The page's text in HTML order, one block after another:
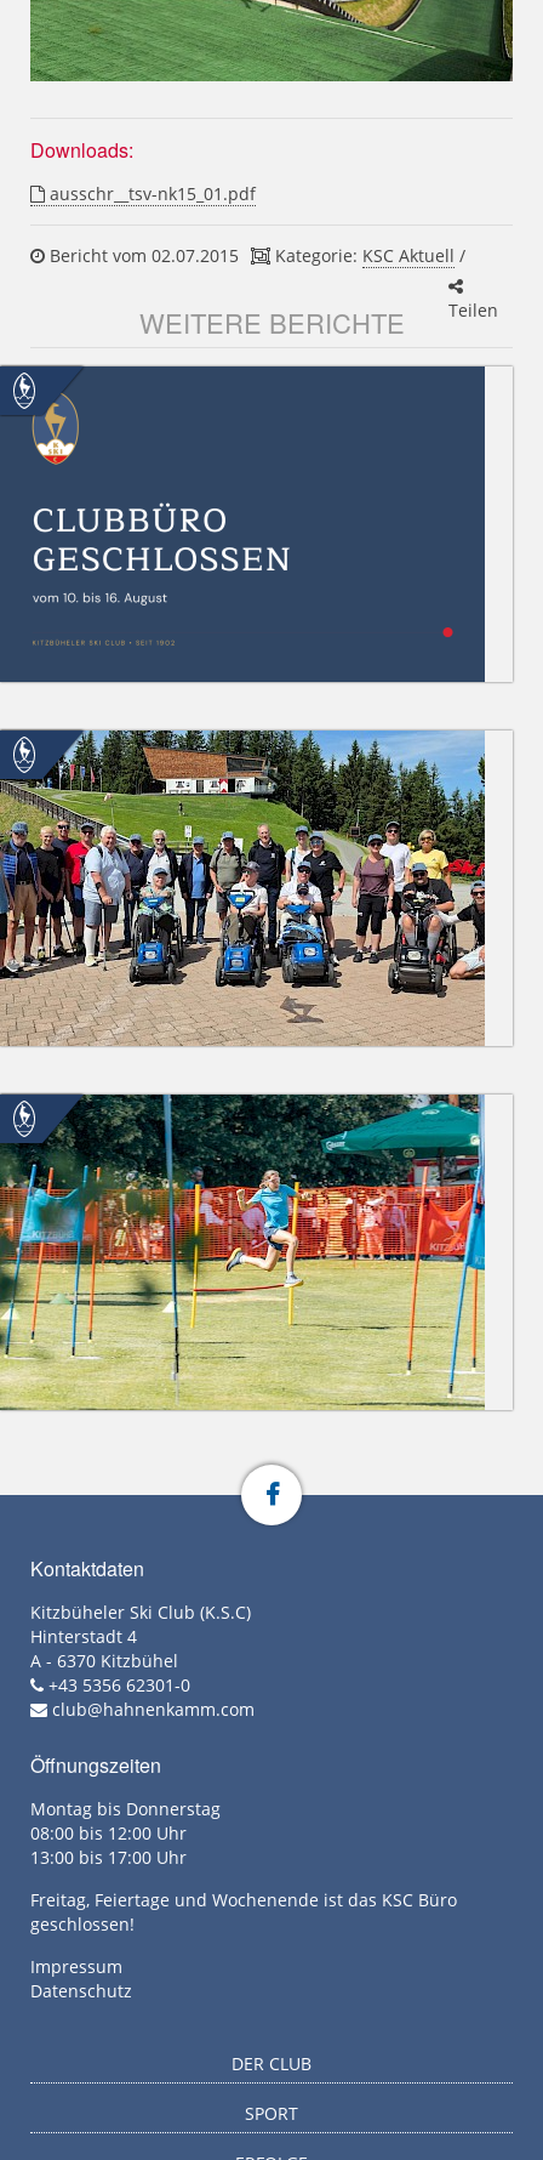
Downloads:
ausschr__tsv-nk15_01.pdf
Bericht vom 02.07.2015 Kategorie: KSC Aktuell /
Teilen
WEITERE BERICHTE
Kontaktdaten
Kitzbüheler Ski Club (K.S.C)
Hinterstadt 4
A - 6370 Kitzbühel
+43 5356 62301-0
club@hahnenkamm.com
Öffnungszeiten
Montag bis Donnerstag
08:00 bis 12:00 Uhr
13:00 bis 17:00 Uhr
Freitag, Feiertage und Wochenende ist das KSC Büro
geschlossen!
Impressum
Datenschutz
DER CLUB
SPORT